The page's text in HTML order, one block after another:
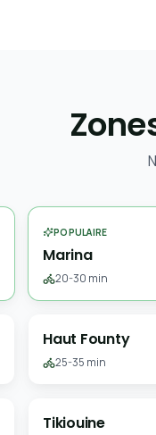
POPULAIRE
Marina
20-30 min
Haut Founty
25-35 min
Tikiouine